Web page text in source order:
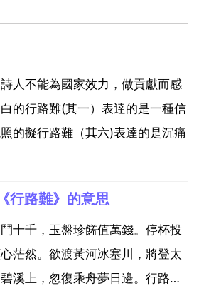
人不能為國家效力，做貢獻而感
的行路難(其一）表達的是一種信
的擬行路難（其六)表達的是沉痛
行路難》的意思
十千，玉盤珍饈值萬錢。停杯投
茫然。欲渡黃河冰塞川，將登太
溪上，忽復乘舟夢日邊。行路